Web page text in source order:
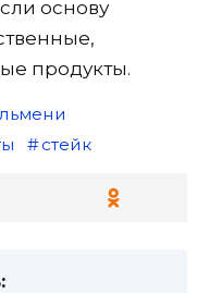
основу
продукты.
стейк